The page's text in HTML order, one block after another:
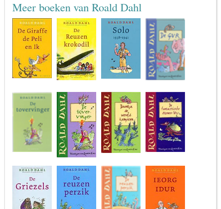
Meer boeken van Roald Dahl